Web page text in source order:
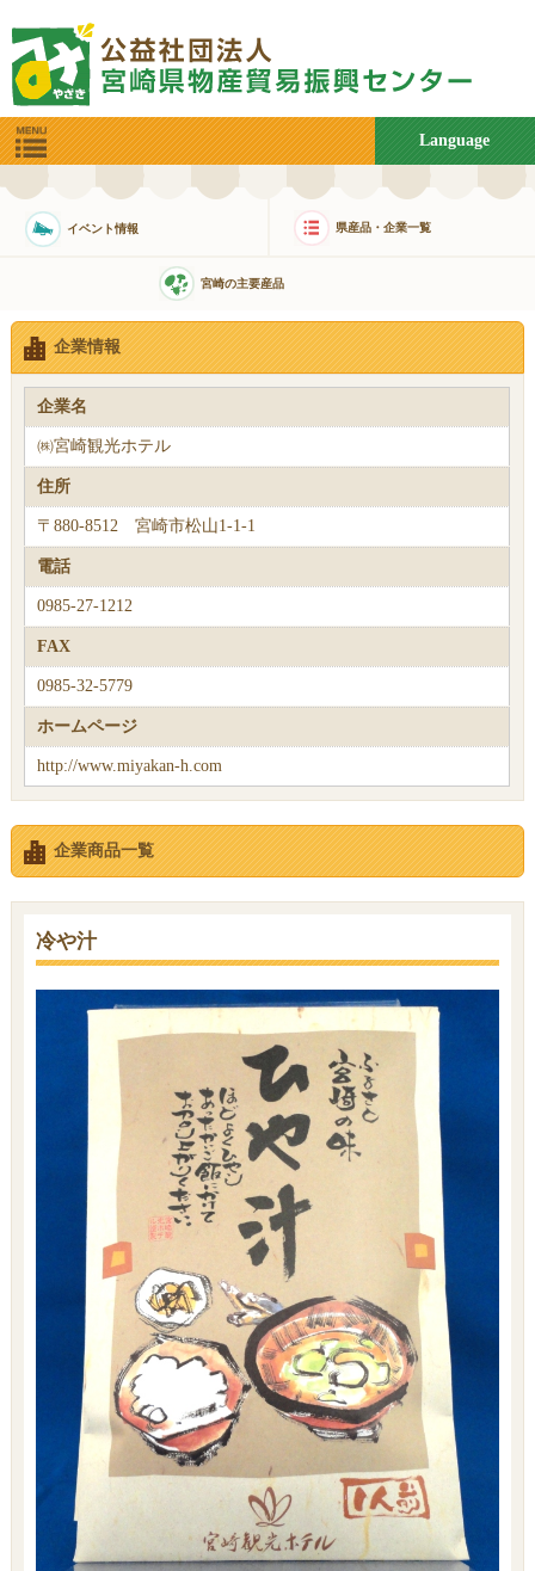
Language
イベント情報 県産品・企業一覧
宮崎の主要産品
企業情報
企業名
㈱宮崎観光ホテル
住所
〒880-8512 宮崎市松山1-1-1
電話
0985-27-1212
FAX
0985-32-5779
ホームページ
http://www.miyakan-h.com
企業商品一覧
冷や汁